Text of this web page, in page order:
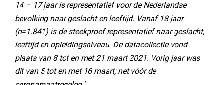
14 – 17 jaar is representatief voor de Nederlandse
bevolking naar geslacht en leeftijd. Vanaf 18 jaar
(n=1.841) is de steekproef representatief naar geslacht,
leeftijd en opleidingsniveau. De datacollectie vond
plaats van 8 tot en met 21 maart 2021. Vorig jaar was
dit van 5 tot en met 16 maart; net vóór de